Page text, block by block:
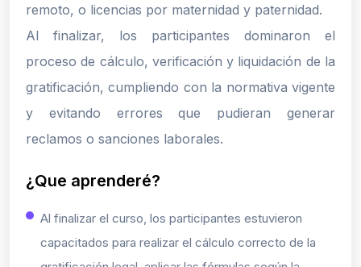
remoto, o licencias por maternidad y paternidad.
Al finalizar, los participantes dominaron el
proceso de cálculo, verificación y liquidación de la
gratificación, cumpliendo con la normativa vigente
y evitando errores que pudieran generar
reclamos o sanciones laborales.
¿Que aprenderé?
Al finalizar el curso, los participantes estuvieron
capacitados para realizar el cálculo correcto de la